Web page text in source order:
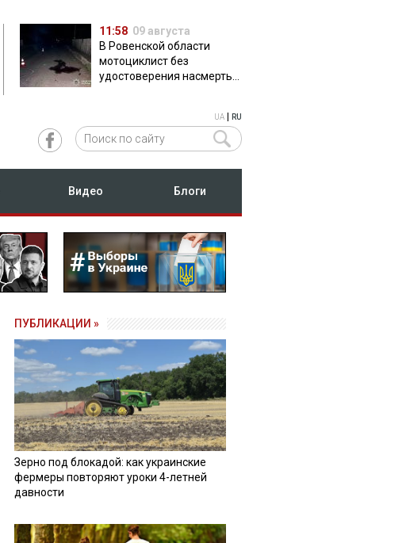
11:58 09 августа
В Ровенской области
мотоциклист без
удостоверения насмерть
UA RU
Видео Блоги
ПУБЛИКАЦИИ »
Зерно под блокадой: как украинские
фермеры повторяют уроки 4-летней
давности